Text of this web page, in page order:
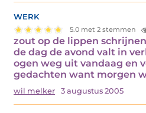
werk
5.0 met 2 stemmen
zout op de lippen
de dag de avond valt in
ogen weg uit vandaag en
gedachten want morgen
wil melker 3 augustus 2005